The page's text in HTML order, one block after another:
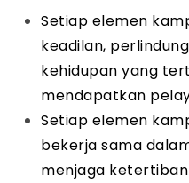
Setiap elemen
keadilan,
kehidupan yang
mendapatkan
Setiap elemen
bekerja sama
menjaga